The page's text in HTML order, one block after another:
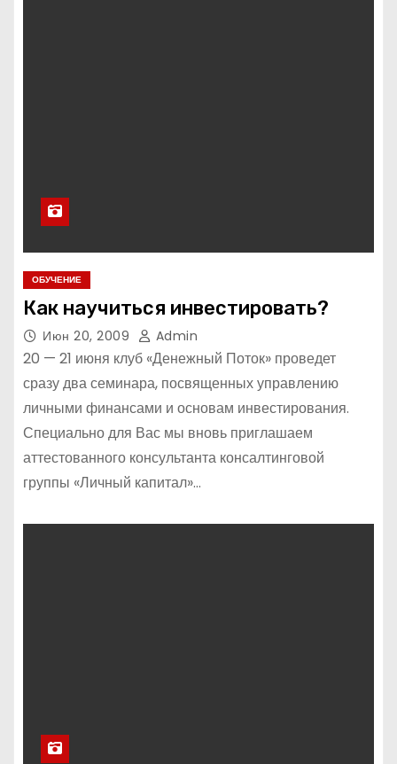
ОБУЧЕНИЕ
Как научиться инвестировать?
Июн 20, 2009 Admin
20 — 21 июня клуб «Денежный Поток» проведет
сразу два семинара, посвященных управлению
личными финансами и основам инвестирования.
Специально для Вас мы вновь приглашаем
аттестованного консультанта консалтинговой
группы «Личный капитал»…